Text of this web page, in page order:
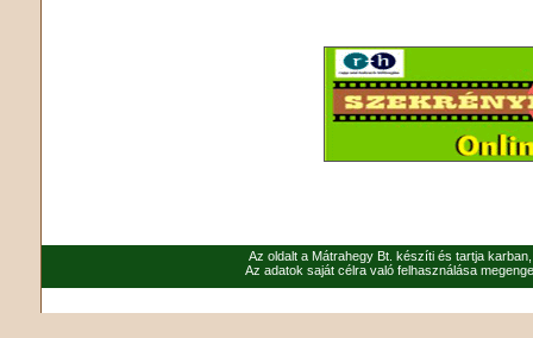
Az oldalt a Mátrahegy Bt. készíti és tartja
Az adatok saját célra való felhasználása